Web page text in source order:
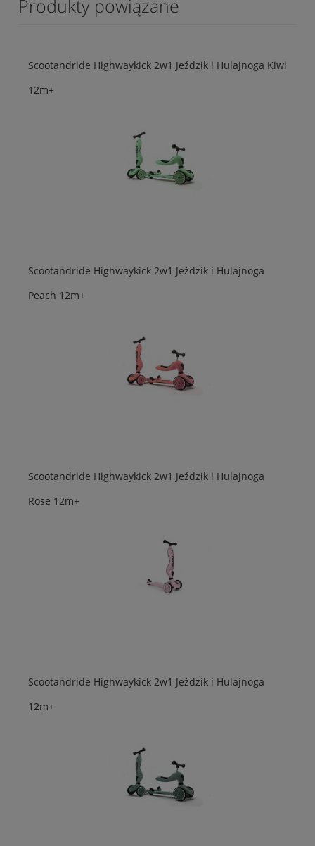
Produkty powiązane
Scootandride Highwaykick 2w1 Jeździk i Hulajnoga Kiwi
12m+
Scootandride Highwaykick 2w1 Jeździk i Hulajnoga
Peach 12m+
Scootandride Highwaykick 2w1 Jeździk i Hulajnoga
Rose 12m+
Scootandride Highwaykick 2w1 Jeździk i Hulajnoga
12m+